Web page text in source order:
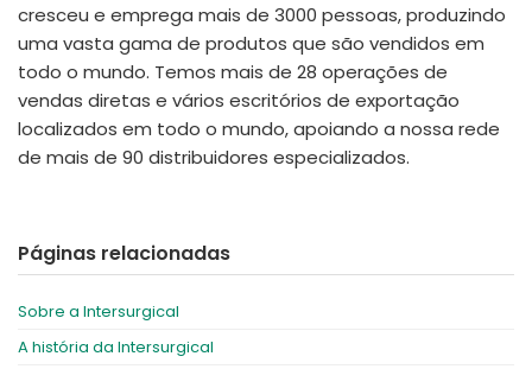
cresceu e emprega mais de 3000 pessoas, produzindo
uma vasta gama de produtos que são vendidos em
todo o mundo. Temos mais de 28 operações de
vendas diretas e vários escritórios de exportação
localizados em todo o mundo, apoiando a nossa rede
de mais de 90 distribuidores especializados.
Páginas relacionadas
Sobre a Intersurgical
A história da Intersurgical